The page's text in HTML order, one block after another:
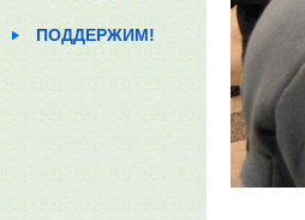
ПОДДЕРЖИМ!